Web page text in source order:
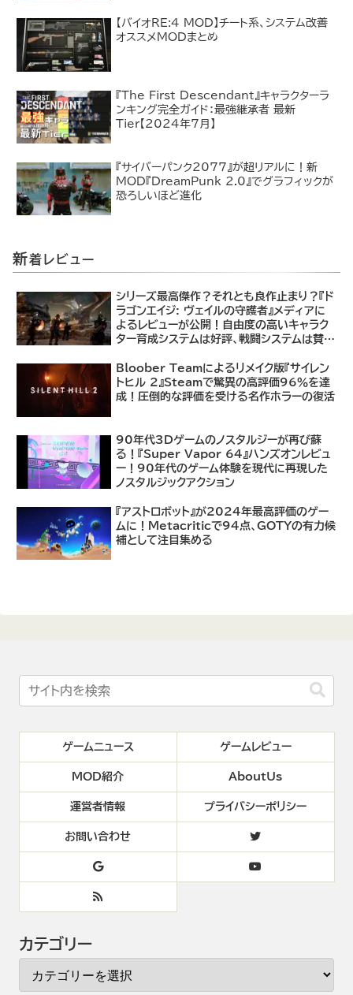
【バイオRE:4 MOD】チート系、システム改善
オススメMODまとめ
『The First Descendant』キャラクターラ
ンキング完全ガイド：最強継承者 最新
Tier【2024年7月】
『サイバーパンク2077』が超リアルに！新
MOD『DreamPunk 2.0』でグラフィックが
恐ろしいほど進化
新着レビュー
シリーズ最高傑作？それとも良作止まり？『ド
ラゴンエイジ: ヴェイルの守護者』メディアに
よるレビューが公開！自由度の高いキャラク
ター育成システムは好評、戦闘システムは賛否
Bloober Teamによるリメイク版『サイレン
トヒル 2』Steamで驚異の高評価96％を達
成！圧倒的な評価を受ける名作ホラーの復活
90年代3Dゲームのノスタルジーが再び蘇
る！『Super Vapor 64』ハンズオンレビュ
ー！90年代のゲーム体験を現代に再現した
ノスタルジックアクション
『アストロボット』が2024年最高評価のゲー
ムに！Metacriticで94点、GOTYの有力候
補として注目集める
ゲームニュース ゲームレビュー
MOD紹介 AboutUs
運営者情報 プライバシーポリシー
お問い合わせ
カテゴリー